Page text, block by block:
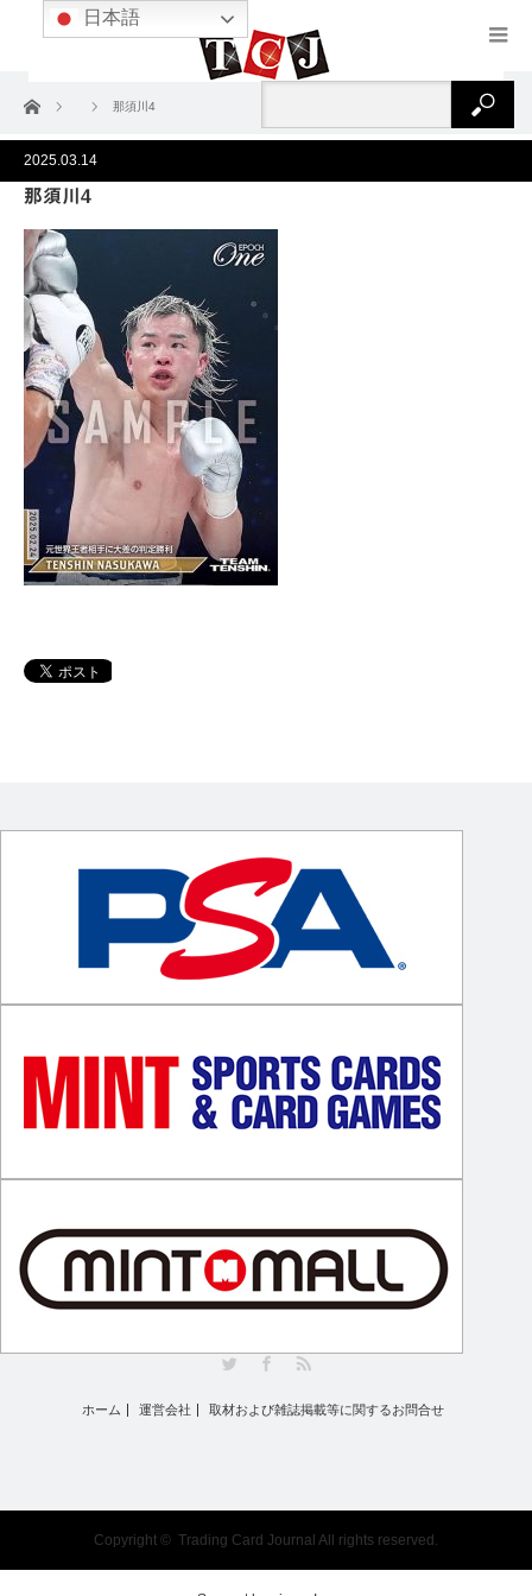
ホーム 那須川4
2025.03.14
那須川4
ホーム 運営会社 取材および雑誌掲載等に関するお問合せ
Copyright © Trading Card Journal All rights reserved.
日本語